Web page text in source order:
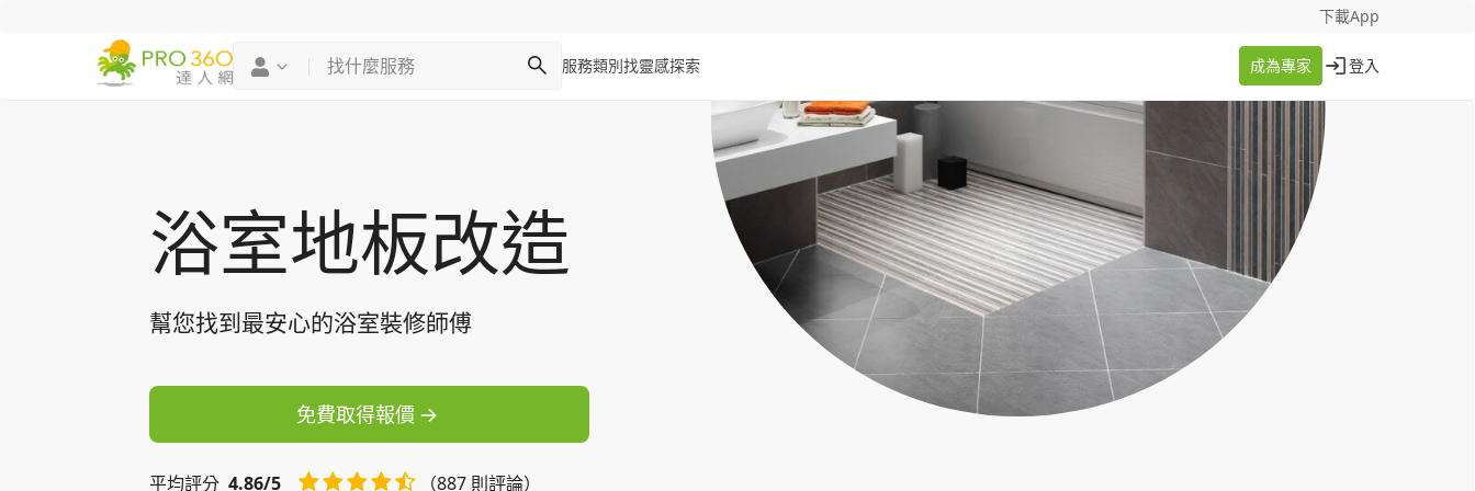
下載App
服務類別找靈感探索 成為專家 登入
成為專家
登入
浴室地板改造
幫您找到最安心的浴室裝修師傅
免費取得報價
平均評分 4.86/5 （887 則評論）